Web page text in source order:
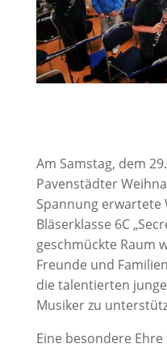
Am Samstag, dem
Pavenstädter
Spannung
Bläserklasse 6C
geschmückte Raum
Freunde und
die talentierten
Musiker zu
Eine besondere